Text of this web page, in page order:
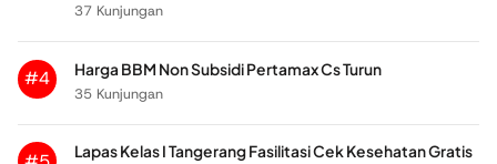
37 Kunjungan
#4
Harga BBM Non Subsidi Pertamax Cs Turun
35 Kunjungan
Lapas Kelas I Tangerang Fasilitasi Cek Kesehatan Gratis